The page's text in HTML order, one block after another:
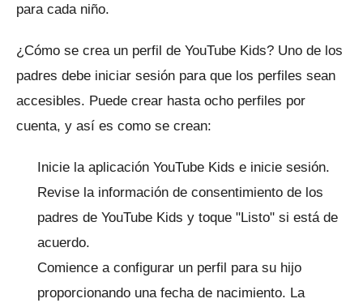
para cada niño.
¿Cómo se crea un perfil de YouTube Kids? Uno de los
padres debe iniciar sesión para que los perfiles sean
accesibles. Puede crear hasta ocho perfiles por
cuenta, y así es como se crean:
Inicie la aplicación YouTube Kids e inicie sesión.
Revise la información de consentimiento de los
padres de YouTube Kids y toque "Listo" si está de
acuerdo.
Comience a configurar un perfil para su hijo
proporcionando una fecha de nacimiento. La